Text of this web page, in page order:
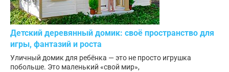
Детский деревянный домик: своё пространство для
игры, фантазий и роста
Уличный домик для ребёнка — это не просто игрушка
побольше. Это маленький «свой мир»,